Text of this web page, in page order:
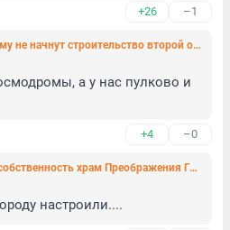
+26 –1
В Пулково рассказали, почему не начнут строительство второй очереди в 2025 году
а у нас пулково и
+4 –0
РПЦ попросила передать в собственность храм Преображения Господня на Орбели
настроили....